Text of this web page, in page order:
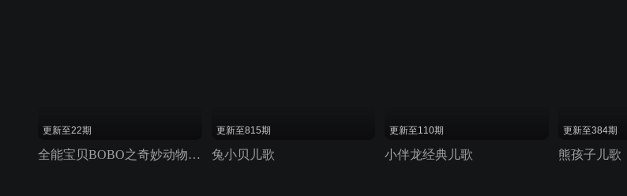
更新至22期
全能宝贝BOBO之奇妙动物儿歌
更新至815期
兔小贝儿歌
更新至110期
小伴龙经典儿歌
更新至384期
熊孩子儿歌